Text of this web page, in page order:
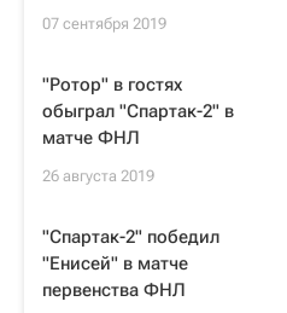
07 сентября 2019
"Ротор" в гостях
обыграл "Спартак-2" в
матче ФНЛ
26 августа 2019
"Спартак-2" победил
"Енисей" в матче
первенства ФНЛ